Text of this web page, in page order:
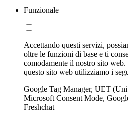
Funzionale
Accettando questi servizi,
oltre le funzioni di base e ti
comodamente il nostro sito
questo sito web utilizziamo i
Google Tag Manager, UET
Microsoft Consent Mode,
Freshchat